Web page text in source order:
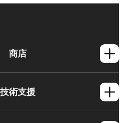
商店
技術支援